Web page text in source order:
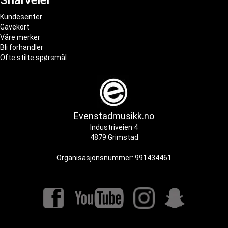
Kundesenter
Gavekort
Våre merker
Bli forhandler
Ofte stilte spørsmål
Evenstadmusikk.no
Industriveien 4
4879 Grimstad
Organisasjonsnummer: 991434461